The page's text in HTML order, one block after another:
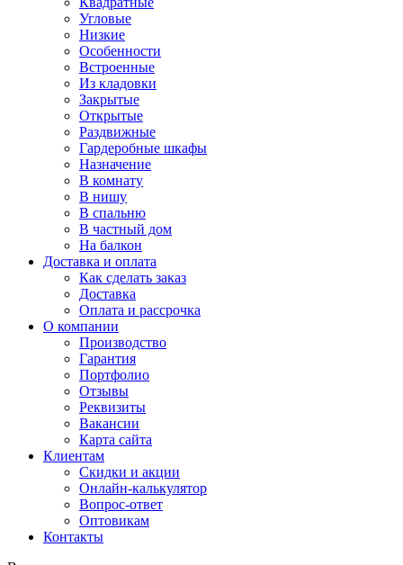
Угловые
Низкие
Особенности
Встроенные
Из кладовки
Закрытые
Открытые
Раздвижные
Гардеробные шкафы
Назначение
В комнату
В нишу
В спальню
В частный дом
На балкон
Доставка и оплата
Как сделать заказ
Доставка
Оплата и рассрочка
О компании
Производство
Гарантия
Портфолио
Отзывы
Реквизиты
Вакансии
Карта сайта
Клиентам
Скидки и акции
Онлайн-калькулятор
Вопрос-ответ
Оптовикам
Контакты